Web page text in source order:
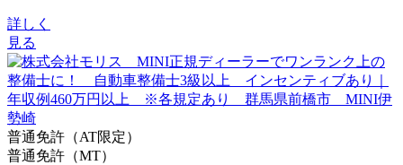
詳しく
見る
普通免許（AT限定）
普通免許（MT）